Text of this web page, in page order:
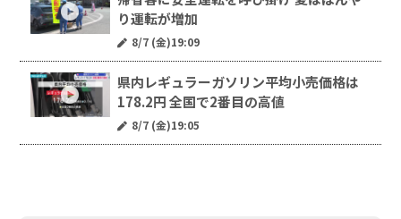
り運転が増加
8/7 (金)19:09
県内レギュラーガソリン平均小売価格は
178.2円 全国で2番目の高値
8/7 (金)19:05